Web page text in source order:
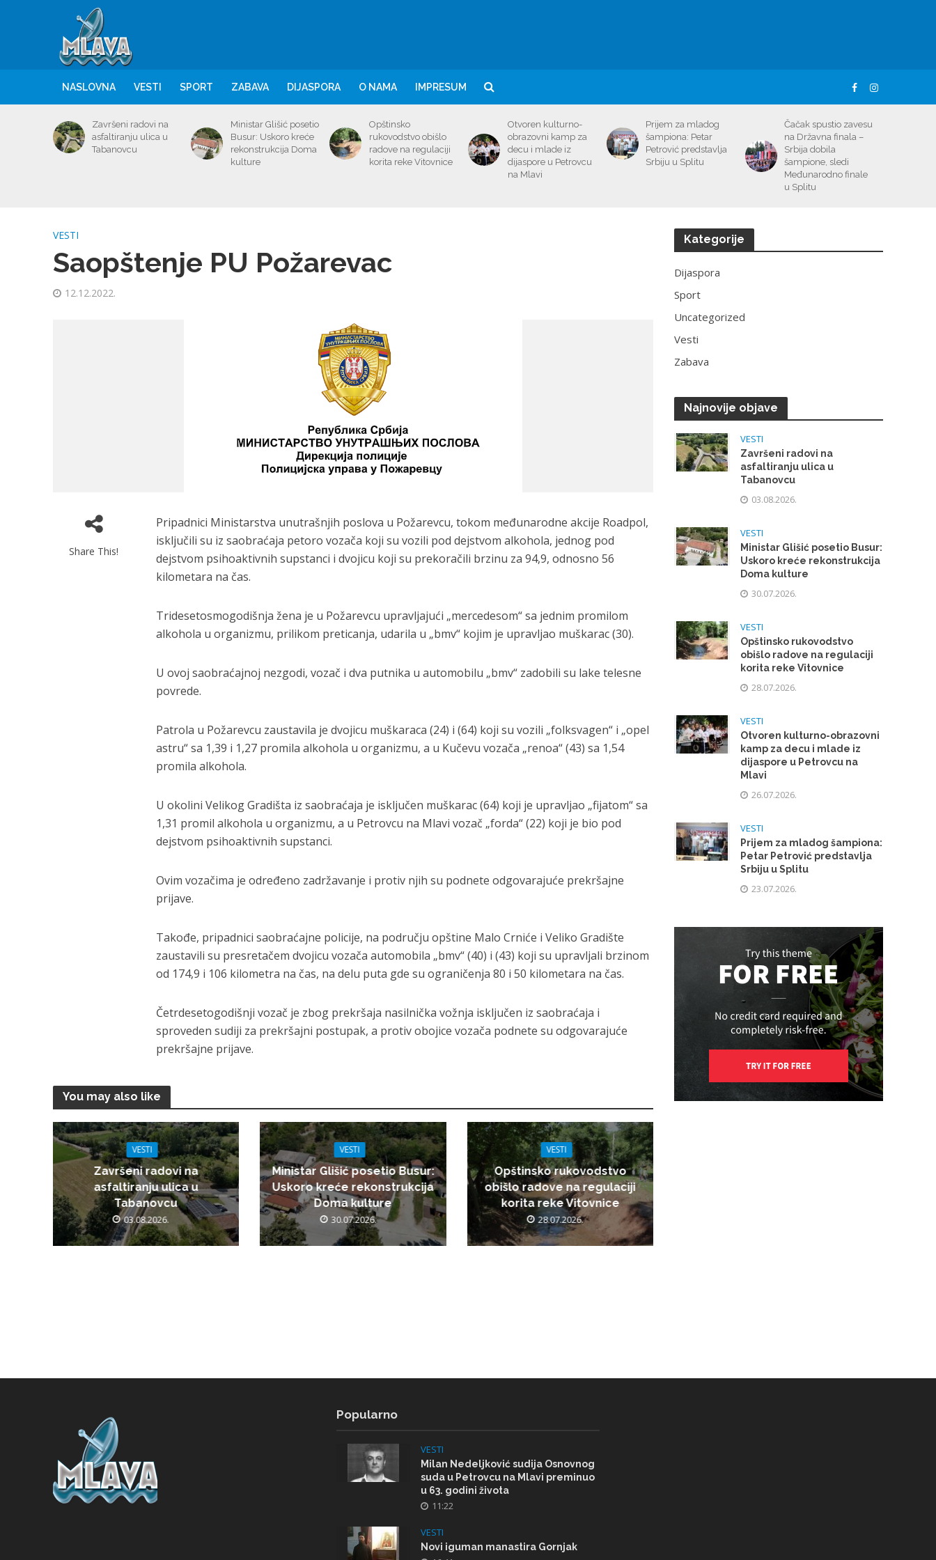
NASLOVNA VESTI SPORT ZABAVA DIJASPORA O NAMA IMPRESUM
Završeni radovi na
asfaltiranju ulica u
Tabanovcu
Ministar Glišić posetio
Busur: Uskoro kreće
rekonstrukcija Doma
kulture
Opštinsko
rukovodstvo obišlo
radove na regulaciji
korita reke Vitovnice
Otvoren kulturno-
obrazovni kamp za
decu i mlade iz
dijaspore u Petrovcu
na Mlavi
Prijem za mladog
šampiona: Petar
Petrović predstavlja
Srbiju u Splitu
Čačak spustio zavesu
na Državna finala –
Srbija dobila
šampione, sledi
Međunarodno finale
u Splitu
VESTI
Saopštenje PU Požarevac
12.12.2022.
Share This!
Pripadnici Ministarstva unutrašnjih poslova u Požarevcu, tokom međunarodne akcije Roadpol,
isključili su iz saobraćaja petoro vozača koji su vozili pod dejstvom alkohola, jednog pod
dejstvom psihoaktivnih supstanci i dvojicu koji su prekoračili brzinu za 94,9, odnosno 56
kilometara na čas.
Tridesetosmogodišnja žena je u Požarevcu upravljajući „mercedesom“ sa jednim promilom
alkohola u organizmu, prilikom preticanja, udarila u „bmv“ kojim je upravljao muškarac (30).
U ovoj saobraćajnoj nezgodi, vozač i dva putnika u automobilu „bmv“ zadobili su lake telesne
povrede.
Patrola u Požarevcu zaustavila je dvojicu muškaraca (24) i (64) koji su vozili „folksvagen“ i „opel
astru“ sa 1,39 i 1,27 promila alkohola u organizmu, a u Kučevu vozača „renoa“ (43) sa 1,54
promila alkohola.
U okolini Velikog Gradišta iz saobraćaja je isključen muškarac (64) koji je upravljao „fijatom“ sa
1,31 promil alkohola u organizmu, a u Petrovcu na Mlavi vozač „forda“ (22) koji je bio pod
dejstvom psihoaktivnih supstanci.
Ovim vozačima je određeno zadržavanje i protiv njih su podnete odgovarajuće prekršajne
prijave.
Takođe, pripadnici saobraćajne policije, na području opštine Malo Crniće i Veliko Gradište
zaustavili su presretačem dvojicu vozača automobila „bmv“ (40) i (43) koji su upravljali brzinom
od 174,9 i 106 kilometra na čas, na delu puta gde su ograničenja 80 i 50 kilometara na čas.
Četrdesetogodišnji vozač je zbog prekršaja nasilnička vožnja isključen iz saobraćaja i
sproveden sudiji za prekršajni postupak, a protiv obojice vozača podnete su odgovarajuće
prekršajne prijave.
You may also like
VESTI
Završeni radovi na
asfaltiranju ulica u
Tabanovcu
03.08.2026.
VESTI
Ministar Glišić posetio Busur:
Uskoro kreće rekonstrukcija
Doma kulture
30.07.2026.
VESTI
Opštinsko rukovodstvo
obišlo radove na regulaciji
korita reke Vitovnice
28.07.2026.
Kategorije
Dijaspora
Sport
Uncategorized
Vesti
Zabava
Najnovije objave
VESTI
Završeni radovi na
asfaltiranju ulica u
Tabanovcu
03.08.2026.
VESTI
Ministar Glišić posetio Busur:
Uskoro kreće rekonstrukcija
Doma kulture
30.07.2026.
VESTI
Opštinsko rukovodstvo
obišlo radove na regulaciji
korita reke Vitovnice
28.07.2026.
VESTI
Otvoren kulturno-obrazovni
kamp za decu i mlade iz
dijaspore u Petrovcu na
Mlavi
26.07.2026.
VESTI
Prijem za mladog šampiona:
Petar Petrović predstavlja
Srbiju u Splitu
23.07.2026.
Popularno
VESTI
Milan Nedeljković sudija Osnovnog
suda u Petrovcu na Mlavi preminuo
u 63. godini života
11:22
VESTI
Novi iguman manastira Gornjak